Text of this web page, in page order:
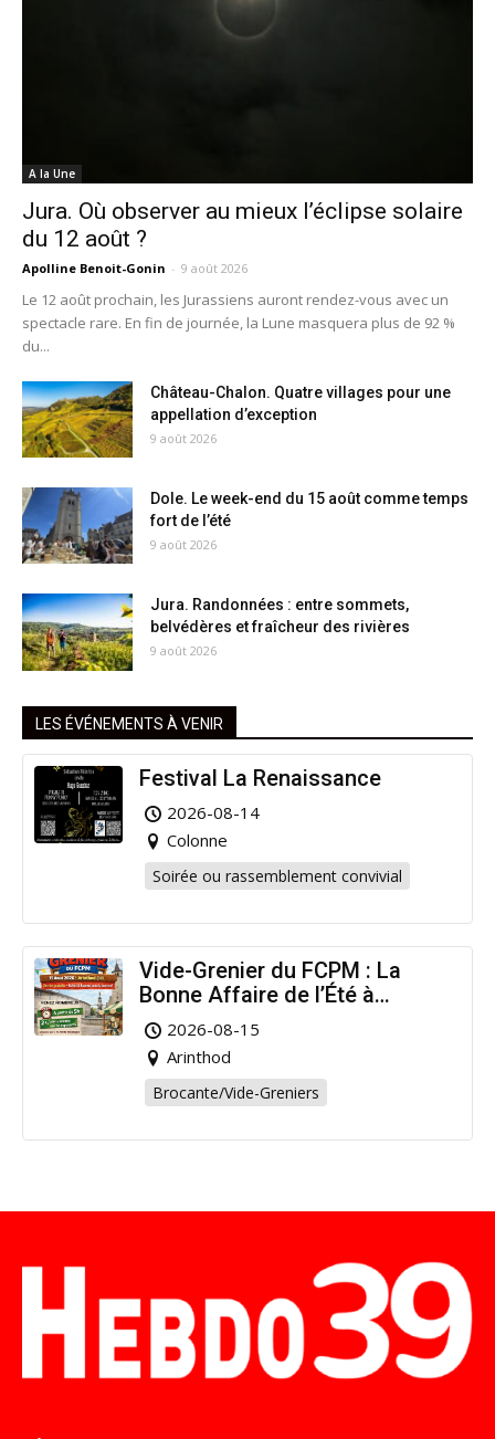
A la Une
Jura. Où observer au mieux l’éclipse solaire
du 12 août ?
Apolline Benoit-Gonin - 9 août 2026
Le 12 août prochain, les Jurassiens auront rendez-vous avec un
spectacle rare. En fin de journée, la Lune masquera plus de 92 %
du...
Château-Chalon. Quatre villages pour une
appellation d’exception
9 août 2026
Dole. Le week-end du 15 août comme temps
fort de l’été
9 août 2026
Jura. Randonnées : entre sommets,
belvédères et fraîcheur des rivières
9 août 2026
LES ÉVÉNEMENTS À VENIR
Festival La Renaissance
2026-08-14
Colonne
Soirée ou rassemblement convivial
Vide-Grenier du FCPM : La
Bonne Affaire de l’Été à
Arinthod !
2026-08-15
Arinthod
Brocante/Vide-Greniers